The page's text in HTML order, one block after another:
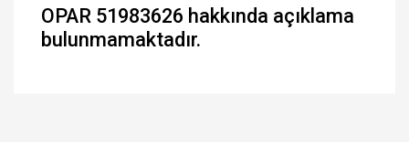
OPAR 51983626 hakkında açıklama
bulunmamaktadır.